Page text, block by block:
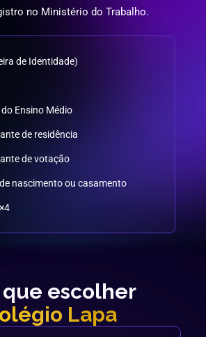
no Ministério do Trabalho.
de Identidade)
Ensino Médio
de residência
de votação
nascimento ou casamento
que escolher
Lapa